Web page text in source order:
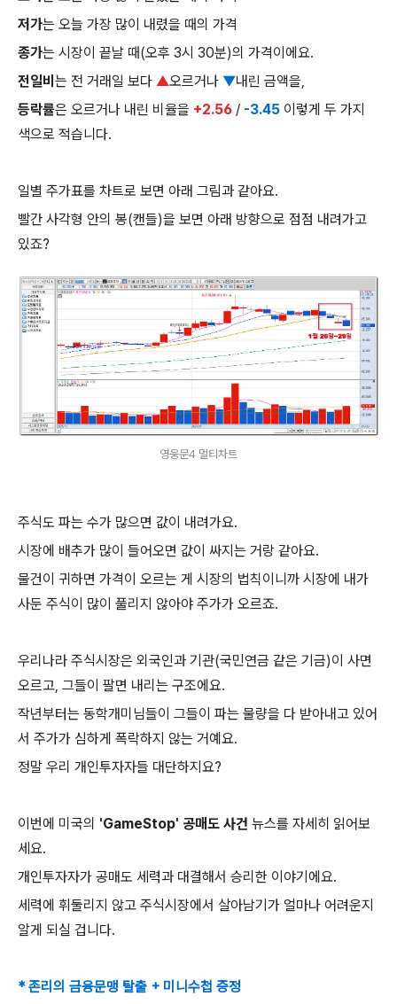
저가는 오늘 가장 많이 내렸을 때의 가격
종가는 시장이 끝날 때(오후 3시 30분)의 가격이에요.
전일비 는 전 거래일 보다 ▲오르거나 ▼내린 금액을,
등락률은 오르거나 내린 비율을 +2.56 / -3.45 이렇게 두 가지
색으로 적습니다.
일별 주가표를 차트로 보면 아래 그림과 같아요.
빨간 사각형 안의 봉(캔들)을 보면 아래 방향으로 점점 내려가고
있죠?
영웅문4 멀티차트
주식도 파는 수가 많으면 값이 내려가요.
시장에 배추가 많이 들어오면 값이 싸지는 거랑 같아요.
물건이 귀하면 가격이 오르는 게 시장의 법칙이니까 시장에 내가
사둔 주식이 많이 풀리지 않아야 주가가 오르죠.
우리나라 주식시장은 외국인과 기관(국민연금 같은 기금)이 사면
오르고, 그들이 팔면 내리는 구조에요.
작년부터는 동학개미님들이 그들이 파는 물량을 다 받아내고 있어
서 주가가 심하게 폭락하지 않는 거예요.
정말 우리 개인투자자들 대단하지요?
이번에 미국의 'GameStop' 공매도 사건 뉴스를 자세히 읽어보
세요.
개인투자자가 공매도 세력과 대결해서 승리한 이야기에요.
세력에 휘둘리지 않고 주식시장에서 살아남기가 얼마나 어려운지
알게 되실 겁니다.
* 존리의 금융문맹 탈출 + 미니수첩 증정